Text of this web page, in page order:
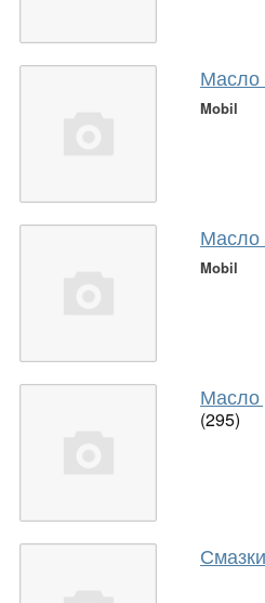
Масло
Mobil
Масло
Mobil
Масло
(295)
Смазки